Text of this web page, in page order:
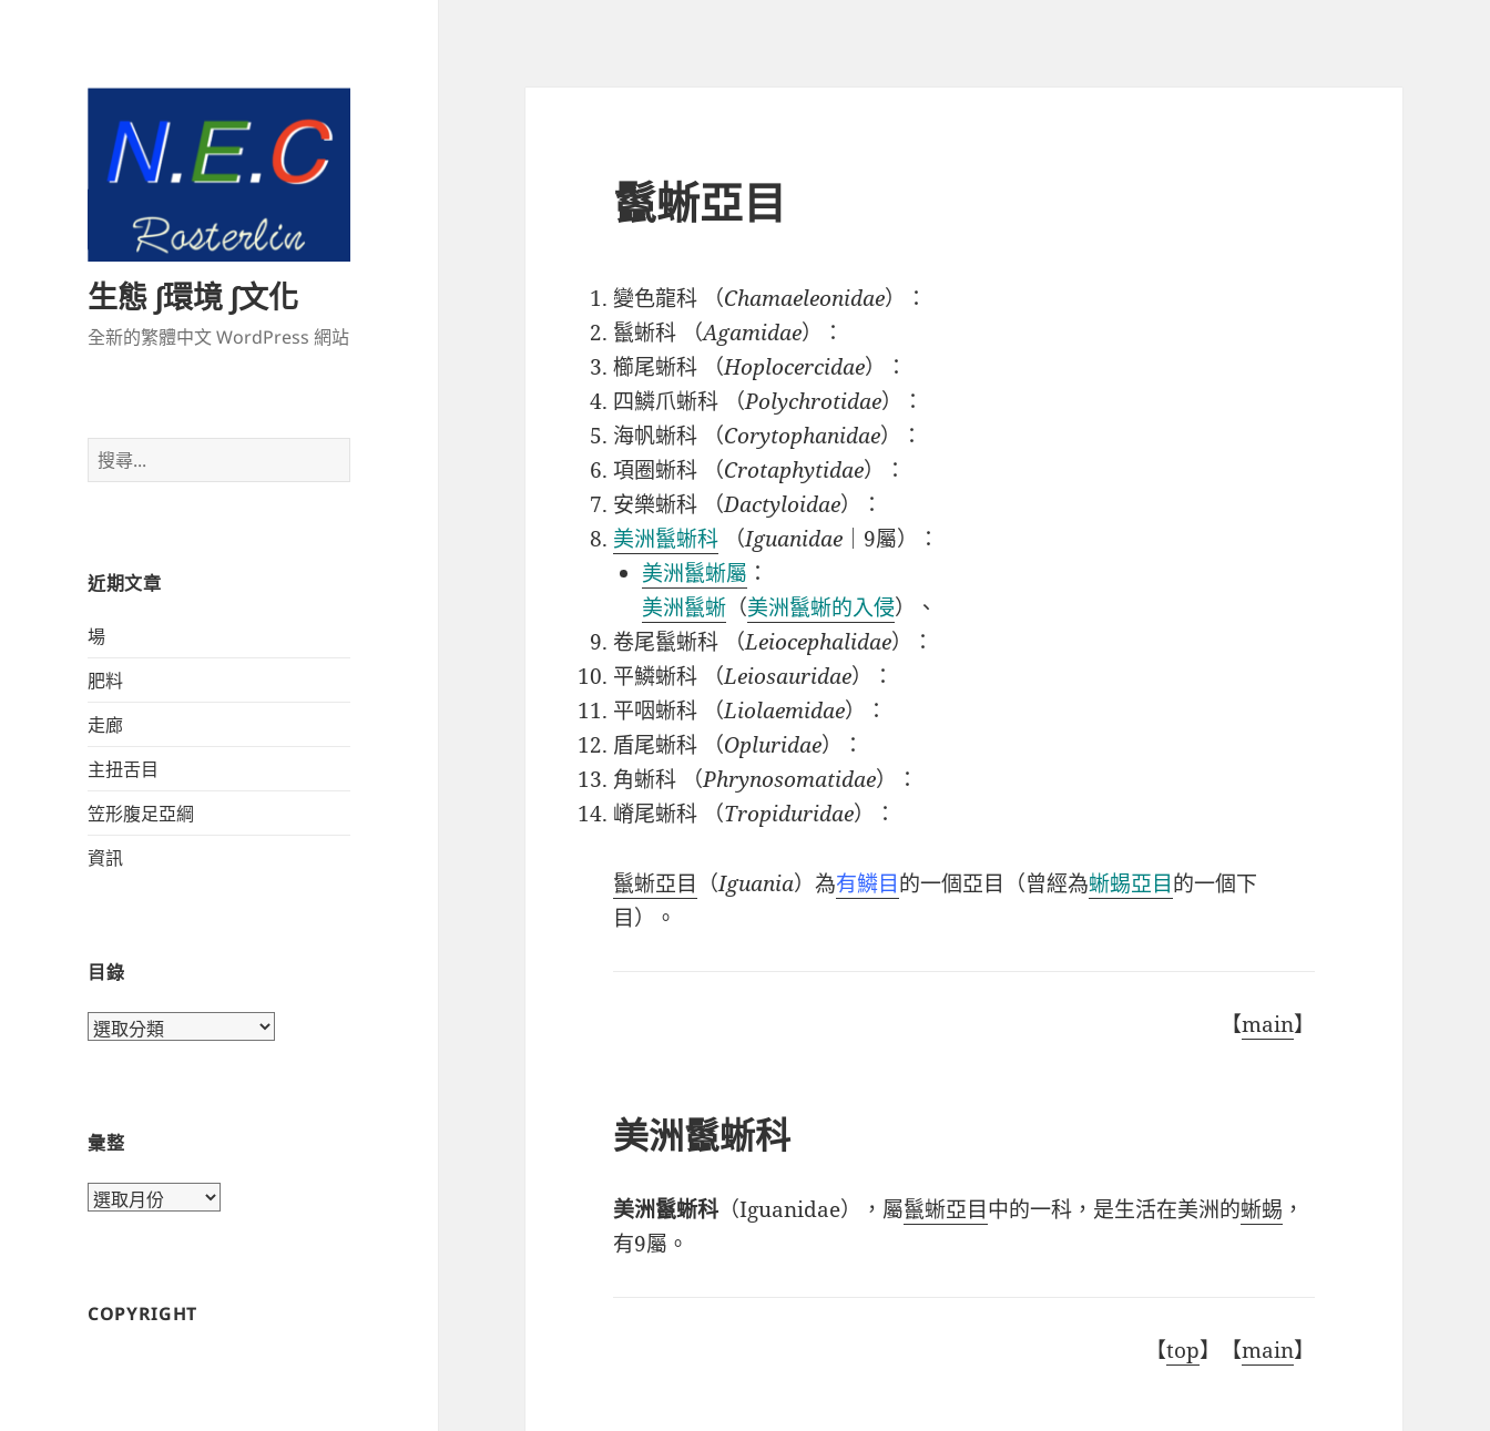
生態 ∫環境 ∫文化
全新的繁體中文 WordPress 網站
搜
尋
近期文章
場
肥料
走廊
主扭舌目
笠形腹足亞綱
資訊
目錄
目
彙整
彙
COPYRIGHT
鬣蜥亞目
變色龍科 （Chamaeleonidae）：
鬣蜥科 （Agamidae）：
櫛尾蜥科 （Hoplocercidae）：
四鱗爪蜥科 （Polychrotidae）：
海帆蜥科 （Corytophanidae）：
項圈蜥科 （Crotaphytidae）：
安樂蜥科 （Dactyloidae）：
美洲鬣蜥科 （Iguanidae ｜9屬）：
美洲鬣蜥屬 ：
美洲鬣蜥（美洲鬣蜥的入侵）、
卷尾鬣蜥科 （Leiocephalidae）：
平鱗蜥科 （Leiosauridae）：
平咽蜥科 （Liolaemidae）：
盾尾蜥科 （Opluridae）：
角蜥科 （Phrynosomatidae）：
嵴尾蜥科 （Tropiduridae）：
鬣蜥亞目 （Iguania）為有鱗目的一個亞目（曾經為蜥蜴亞目的一個下
目）。
【main】
美洲鬣蜥科
美洲鬣蜥科 （Iguanidae），屬鬣蜥亞目中的一科，是生活在美洲的蜥蜴 ，
有9屬。
【top】【main】